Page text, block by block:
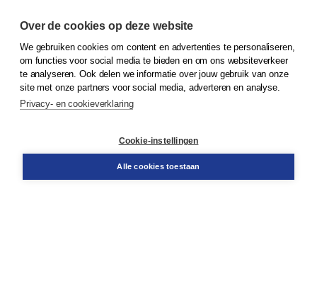
© 2026Koninklijke Boom uitgevers
Klantenservice
Service & informatie
Contact
Over de cookies op deze website
We gebruiken cookies om content en advertenties te personaliseren,
om functies voor social media te bieden en om ons websiteverkeer
te analyseren. Ook delen we informatie over jouw gebruik van onze
site met onze partners voor social media, adverteren en analyse.
Privacy- en cookieverklaring
Cookie-instellingen
Alle cookies toestaan